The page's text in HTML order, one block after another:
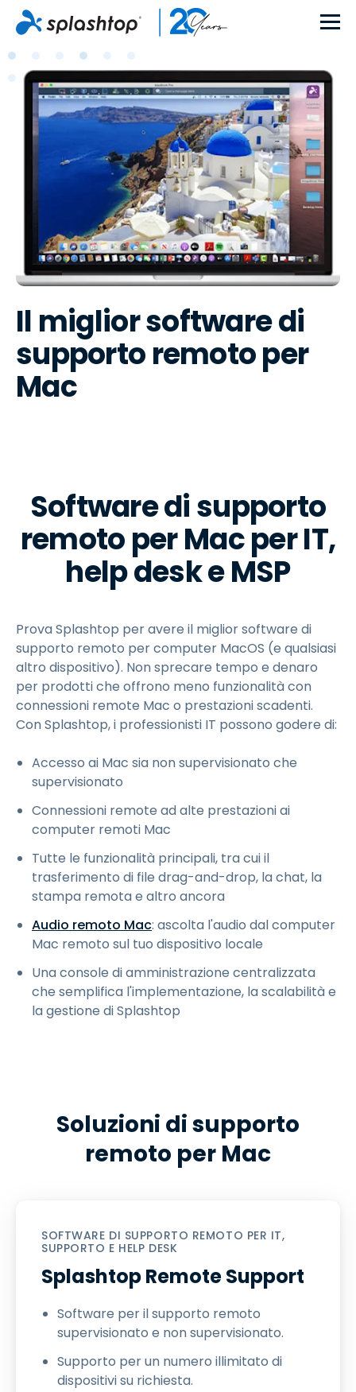
Il miglior software di
supporto remoto per
Mac
Software di supporto
remoto per Mac per IT,
help desk e MSP
Prova Splashtop per avere il miglior software di
supporto remoto per computer MacOS (e qualsiasi
altro dispositivo). Non sprecare tempo e denaro
per prodotti che offrono meno funzionalità con
connessioni remote Mac o prestazioni scadenti.
Con Splashtop, i professionisti IT possono godere di:
Accesso ai Mac sia non supervisionato che
supervisionato
Connessioni remote ad alte prestazioni ai
computer remoti Mac
Tutte le funzionalità principali, tra cui il
trasferimento di file drag-and-drop, la chat, la
stampa remota e altro ancora
Audio remoto Mac: ascolta l'audio dal computer
Mac remoto sul tuo dispositivo locale
Una console di amministrazione centralizzata
che semplifica l'implementazione, la scalabilità e
la gestione di Splashtop
Soluzioni di supporto
remoto per Mac
SOFTWARE DI SUPPORTO REMOTO PER IT,
SUPPORTO E HELP DESK
Splashtop Remote Support
Software per il supporto remoto
supervisionato e non supervisionato.
Supporto per un numero illimitato di
dispositivi su richiesta.